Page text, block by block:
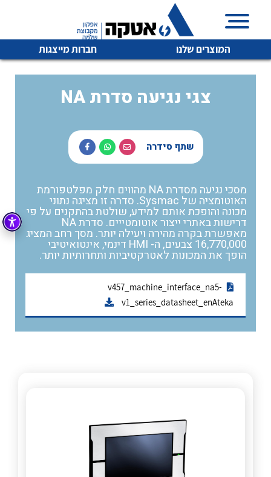
המוצרים שלנו חברות מייצגות
איכות | שרות | זמינות
אטקה בע”מ היא החברה הגדולה והמובילה בישראל בשיווק
והפצה של מוצרי
מיתוג, בקרה , ואינסטלציה חשמלית ופעילה ב7 תחומים:
חשמל מיתוג ואינסטלציה חשמלית
בקרה רובוטיקה ואוטומציה תעשייתית
זיווד קופסאות וארונות לחשמל, בקרה ואלקטרוניקה
אלקטרוניקה
פתרונות וציוד לסביבה נפיצה EX
מטענים לרכב חשמלי
לכל מוצרי היצרן לכל מוצרי היצרן
לכל מוצרי היצרן לכל מוצרי היצרן
לכל מוצרי היצרן
NA צגי נגיעה סדרת
שתף סידרה
מסכי נגיעה מסדרת NA מהווים חלק מפלטפורמת
האוטומציה של Sysmac. סדרה זו מציגה נתוני
מכונה והופכת אותם למידע, שולטת בהתקנים על פי
דרישות באתרי ייצור אוטומטייים. סדרת NA
מאפשרת בקרה מהירה ויעילה יותר. מסך רחב המציג
16,770,000 צבעים, ה- HMI דינמי, אינטואיטיבי
הופך את המכונות לאטרקטיביות ותחרותיות יותר.
v457_machine_interface_na5-
v1_series_datasheet_enAteka